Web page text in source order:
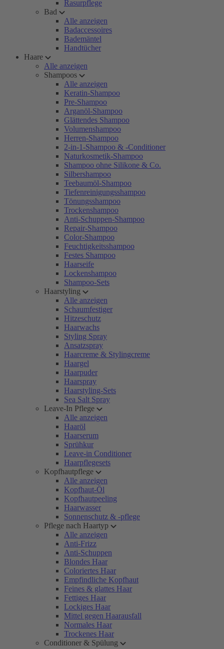
Rasurpflege
Bad
Alle anzeigen
Badaccessoires
Bademäntel
Handtücher
Haare
Alle anzeigen
Shampoos
Alle anzeigen
Keratin-Shampoo
Pre-Shampoo
Arganöl-Shampoo
Glättendes Shampoo
Volumenshampoo
Herren-Shampoo
2-in-1-Shampoo & -Conditioner
Naturkosmetik-Shampoo
Shampoo ohne Silikone & Co.
Silbershampoo
Teebaumöl-Shampoo
Tiefenreinigungsshampoo
Tönungsshampoo
Trockenshampoo
Anti-Schuppen-Shampoo
Repair-Shampoo
Color-Shampoo
Feuchtigkeitsshampoo
Festes Shampoo
Haarseife
Lockenshampoo
Shampoo-Sets
Haarstyling
Alle anzeigen
Schaumfestiger
Hitzeschutz
Haarwachs
Styling Spray
Ansatzspray
Haarcreme & Stylingcreme
Haargel
Haarpuder
Haarspray
Haarstyling-Sets
Sea Salt Spray
Leave-In Pflege
Alle anzeigen
Haaröl
Haarserum
Sprühkur
Leave-in Conditioner
Haarpflegesets
Kopfhautpflege
Alle anzeigen
Kopfhaut-Öl
Kopfhautpeeling
Haarwasser
Sonnenschutz & -pflege
Pflege nach Haartyp
Alle anzeigen
Anti-Frizz
Anti-Schuppen
Blondes Haar
Coloriertes Haar
Empfindliche Kopfhaut
Feines & glattes Haar
Fettiges Haar
Lockiges Haar
Mittel gegen Haarausfall
Normales Haar
Trockenes Haar
Conditioner & Spülung